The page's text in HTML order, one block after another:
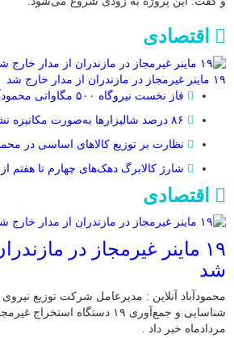
اقتصادی
۱۹ ماینر غیرمجاز در مازندران از مدار خارج شد
فاز نخست نیروگاه ۵۰۰ مگاواتی محمودآباد به‌زودی آغاز می‌شود
نظارت بر توزیع کالا‌های اساسی در
شارژ کالابرگ دهک‌های چهارم تا هفتم از ۲۰ بهمن
اقتصادی
۱۹ ماینر غیرمجاز در
شد
محمودآباد آنلاین : مدیرعامل شرکت توزیع نیروی
شناسایی و جمع‌آوری ۱۹ دستگاه
مردادماه خبر داد .